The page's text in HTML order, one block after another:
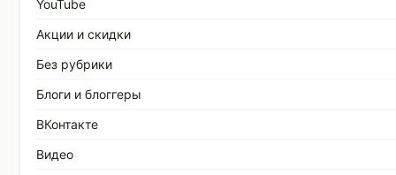
YouTube
Акции и скидки
Без рубрики
Блоги и блоггеры
ВКонтакте
Видео